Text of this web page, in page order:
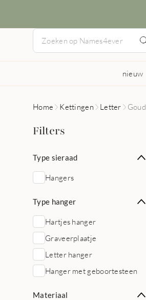
nieuw
Home Kettingen Letter Goud
Filters
Type sieraad
Hangers
Type hanger
Hartjes hanger
Graveerplaatje
Letter hanger
Hanger met geboortesteen
Materiaal